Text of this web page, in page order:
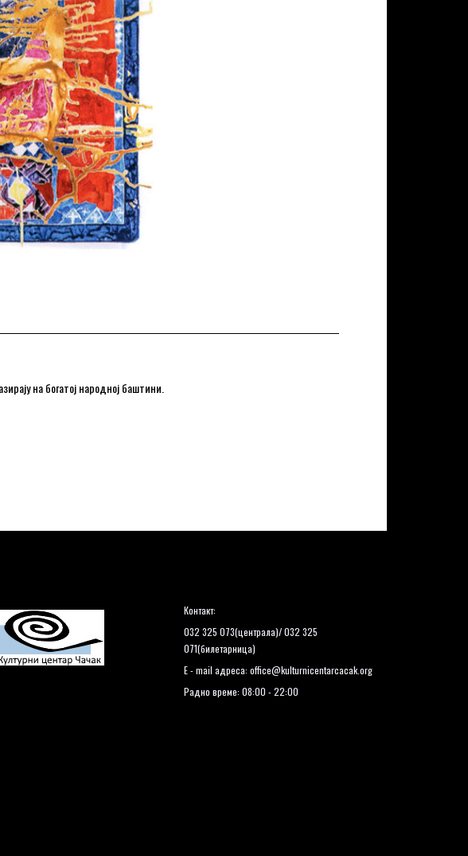
на богатој народној баштини.
Контакт:
032 325 073(централа)/ 032 325
071(билетарница)
E - mail адреса: office@kulturnicentarcacak.org
Радно време: 08:00 - 22:00